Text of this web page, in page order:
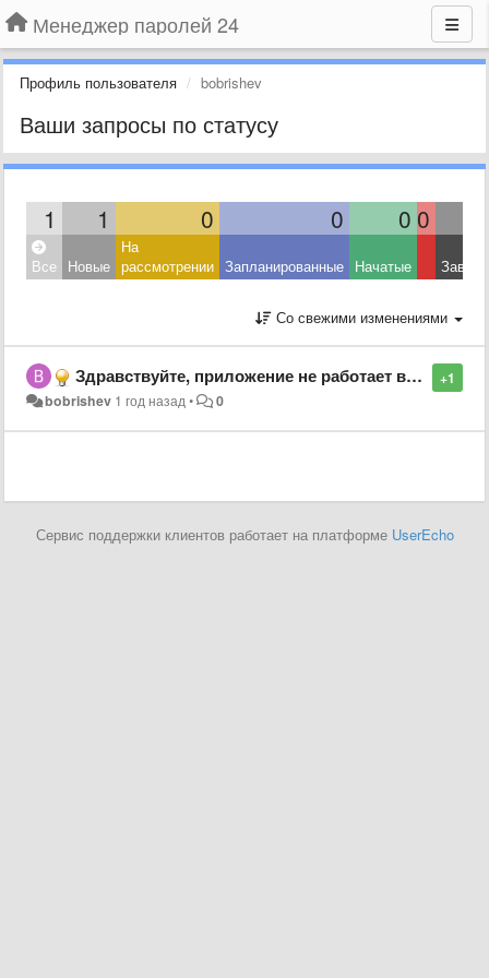
Менеджер паролей 24
Профиль пользователя bobrishev
Ваши запросы по статусу
1 1 0 0 0 0
Все Новые
На
рассмотрении Запланированные Начатые
Со свежими изменениями
+1
Здравствуйте, приложение не работает в мобильной версии Битрикс24. Планируется ли встроить приложение в мобильную версию?
bobrishev 1 год назад• 0
Сервис поддержки клиентов работает на платформе UserEcho